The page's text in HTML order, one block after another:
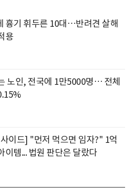
흉기 휘두른 10대…반려견 살해
용
노인, 전국에 1만5000명… 전체
이드] "먼저 먹으면 임자?" 1억
이템... 법원 판단은 달랐다